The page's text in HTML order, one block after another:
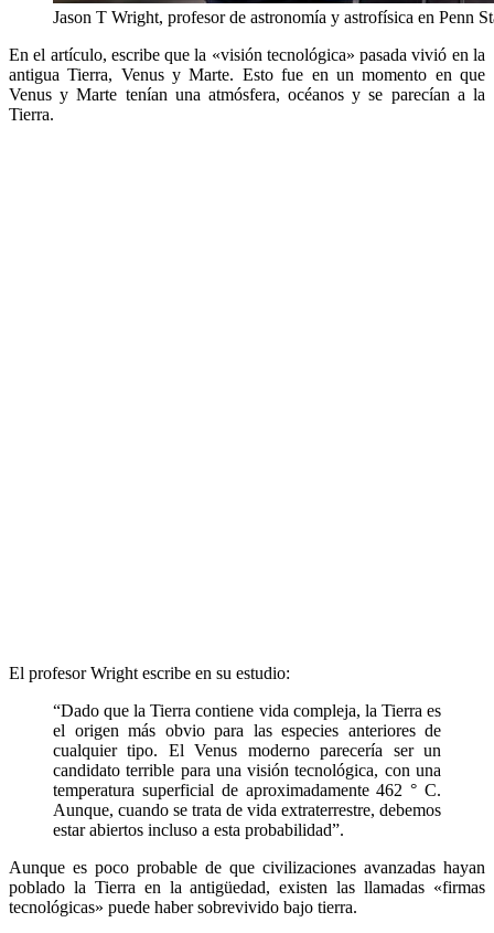
Jason T Wright, profesor de astronomía y astrofísica en Penn
En el artículo, escribe que la «visión tecnológica» pasada vivió en la
antigua Tierra, Venus y Marte. Esto fue en un momento en que
Venus y Marte tenían una atmósfera, océanos y se parecían a la
Tierra.
El profesor Wright escribe en su estudio:
“Dado que la Tierra contiene vida compleja, la Tierra es
el origen más obvio para las especies anteriores de
cualquier tipo. El Venus moderno parecería ser un
candidato terrible para una visión tecnológica, con una
temperatura superficial de aproximadamente 462 ° C.
Aunque, cuando se trata de vida extraterrestre, debemos
estar abiertos incluso a esta probabilidad”.
Aunque es poco probable de que civilizaciones avanzadas hayan
poblado la Tierra en la antigüedad, existen las llamadas «firmas
tecnológicas» puede haber sobrevivido bajo tierra.